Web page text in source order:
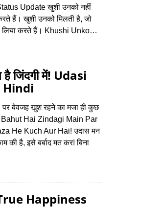
Update खुशी उनको नहीं
हैं। खुशी उनको मिलती है, जो
लिया करते हैं। Khushi Unko…
है जिंदगी में! Udasi
Hindi
पर बेवजह खुश रहने का मजा ही कुछ
Hai Zindagi Main Par
He Kuch Aur Hai! उदास मन
की है, इसे बर्बाद मत कर! बिना
True Happiness